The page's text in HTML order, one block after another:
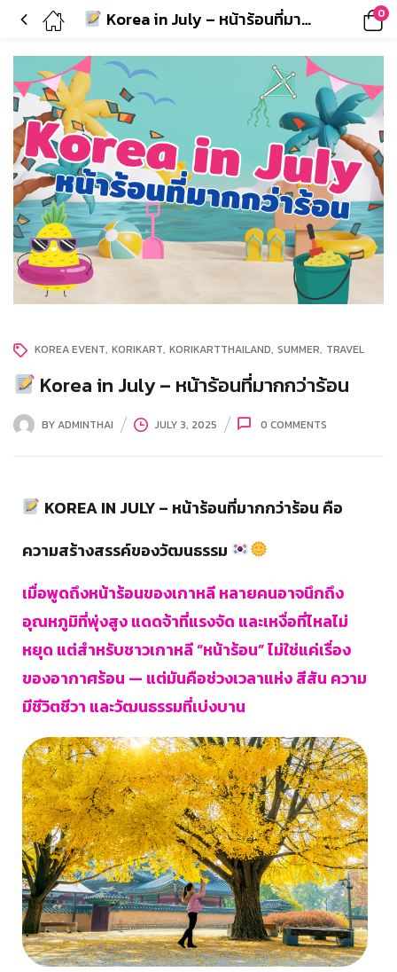
Korea in July – หน้าร้อนที่มากกว่าร้อน 0
KOREA EVENT KORIKART KORIKARTTHAILAND SUMMER TRAVEL
Korea in July – หน้าร้อนที่มากกว่าร้อน
BYADMINTHAI JULY 3, 2025 0 COMMENTS
KOREA IN JULY – หน้าร้อนที่มากกว่าร้อน คือ
ความสร้างสรรค์ของวัฒนธรรม
เมื่อพูดถึงหน้าร้อนของเกาหลี หลายคนอาจนึกถึง
อุณหภูมิที่พุ่งสูง แดดจ้าที่แรงจัด และเหงื่อที่ไหลไม่
หยุด แต่สำหรับชาวเกาหลี “หน้าร้อน” ไม่ใช่แค่เรื่อง
ของอากาศร้อน — แต่มันคือช่วงเวลาแห่ง สีสัน ความ
มีชีวิตชีวา และวัฒนธรรมที่เบ่งบาน